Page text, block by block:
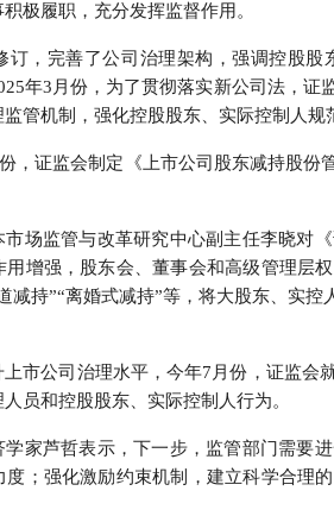
极履职，充分发挥监督作用。
订，完善了公司治理架构，强调控股
年3月份，为了贯彻落实新公司法，
管机制，强化控股股东、实际控制人
，证监会制定《上市公司股东减持股
市场监管与改革研究中心副主任李晓对
用增强，股东会、董事会和高级管理层
减持”“离婚式减持”等，将大股东、实
市公司治理水平，今年7月份，证监
员和控股股东、实际控制人行为。
学家芦哲表示，下一步，监管部门需要
度；强化激励约束机制，建立科学合理